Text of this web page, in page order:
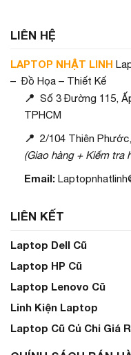
LIÊN HỆ
LAPTOP NHẬT LINH
– Đồ Họa – Thiết Kế
📍 Số 3 Đường 115,
TPHCM
📍 2/104 Thiên
(Giao hàng + Kiểm tra
Email:
LIÊN KẾT
Laptop Dell Cũ
Laptop HP Cũ
Laptop Lenovo Cũ
Linh Kiện Laptop
Laptop Cũ Củ Chi Giá